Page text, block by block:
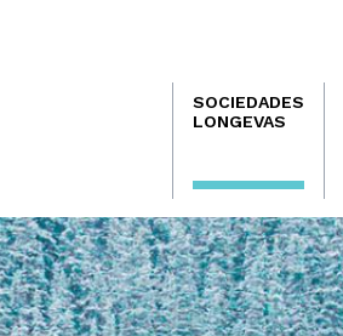
Navegación
principal
SOCIEDADES
LONGEVAS